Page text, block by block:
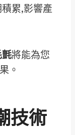
累,影響產
氈將能為您
。
技術